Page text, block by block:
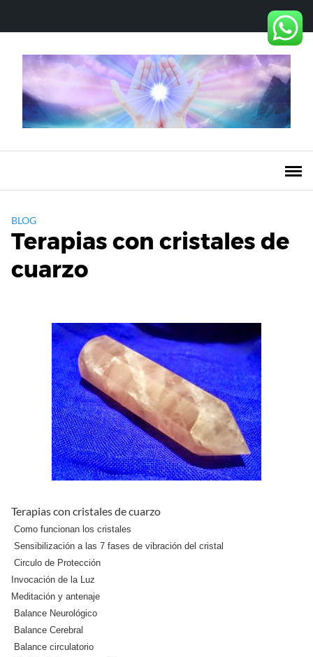
contenido
BLOG
Terapias con cristales de
cuarzo
Terapias con cristales de cuarzo
Como funcionan los cristales
Sensibilización a las 7 fases de vibración del cristal
Circulo de Protección
Invocación de la Luz
Meditación y antenaje
Balance Neurológico
Balance Cerebral
Balance circulatorio